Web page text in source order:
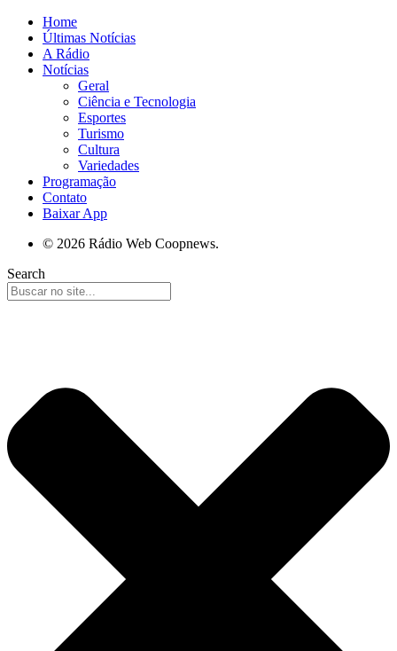
Home
Últimas Notícias
A Rádio
Notícias
Geral
Ciência e Tecnologia
Esportes
Turismo
Cultura
Variedades
Programação
Contato
Baixar App
© 2026 Rádio Web Coopnews.
Search